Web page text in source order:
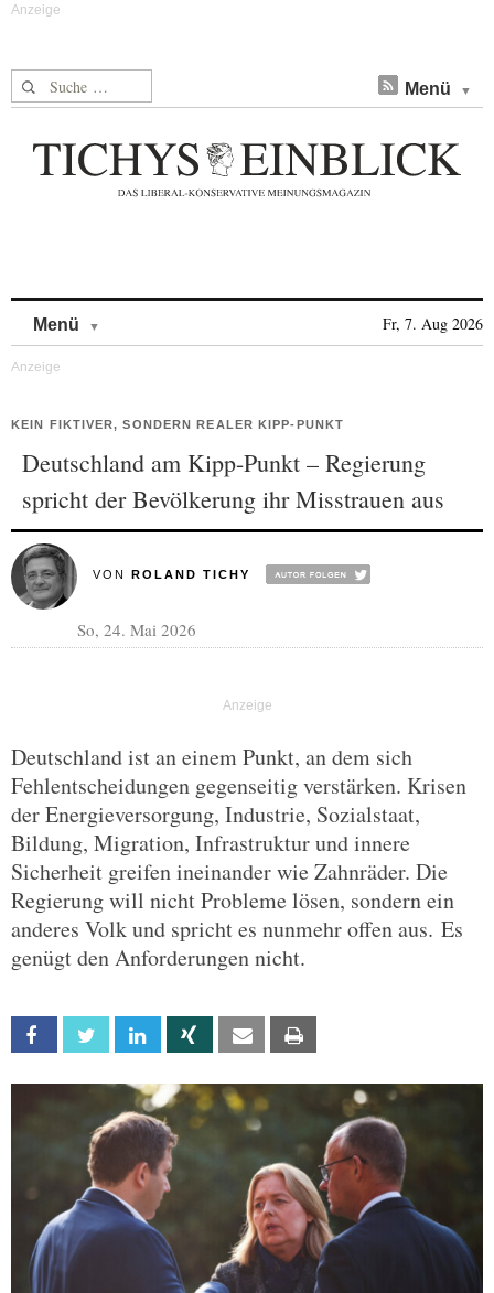
Suche nach: Menü
Menü Fr, 7. Aug 2026
KEIN FIKTIVER, SONDERN REALER KIPP-PUNKT
Deutschland am Kipp-Punkt – Regierung
spricht der Bevölkerung ihr Misstrauen aus
VON ROLAND TICHY
So, 24. Mai 2026
Deutschland ist an einem Punkt, an dem sich
Fehlentscheidungen gegenseitig verstärken. Krisen
der Energieversorgung, Industrie, Sozialstaat,
Bildung, Migration, Infrastruktur und innere
Sicherheit greifen ineinander wie Zahnräder. Die
Regierung will nicht Probleme lösen, sondern ein
anderes Volk und spricht es nunmehr offen aus. Es
genügt den Anforderungen nicht.
Facebook Twitter Linkedin Xing Email